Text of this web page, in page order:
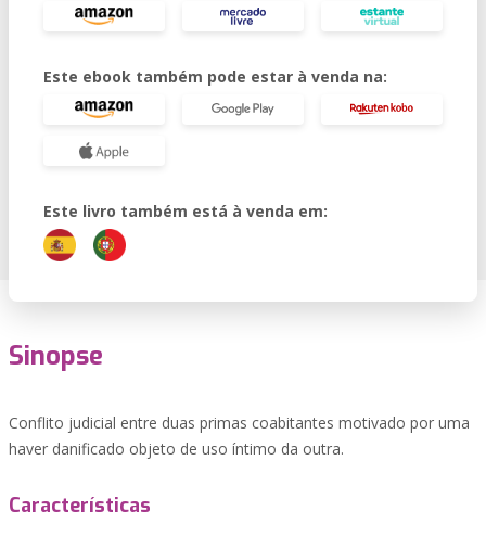
Este ebook também pode estar à venda na:
Este livro também está à venda em:
Sinopse
Conflito judicial entre duas primas coabitantes motivado por uma
haver danificado objeto de uso íntimo da outra.
Características